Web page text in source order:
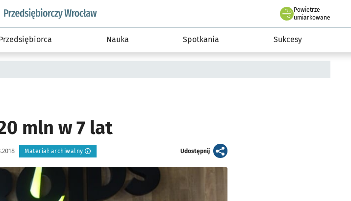
wroclaw.pl podserwis: Strategia rozwoju przedsiębiorczości miasta Wrocławia
Powietrze
we Wrocławiu
umiarkowane
Nauka Spotkania Sukcesy
mln w 7 lat
Materiał archiwalny Udostępnijartykuł